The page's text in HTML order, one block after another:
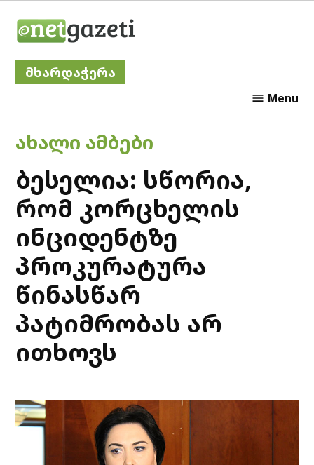
მხარდაჭერა
Menu
POSTED
IN
ᲐᲮᲐᲚᲘ ᲐᲛᲑᲔᲑᲘ
ბესელია: სწორია,
რომ კორცხელის
ინციდენტზე
პროკურატურა
წინასწარ
პატიმრობას არ
ითხოვს